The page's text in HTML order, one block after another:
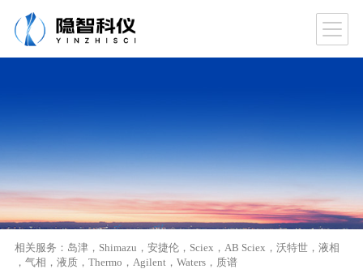
相关服务： 岛津， Shimazu ， 安捷伦， Sciex ， AB Sciex ， 沃特世， 液相
， 气相 ， 液质， Thermo ， Agilent ， Waters， 质谱